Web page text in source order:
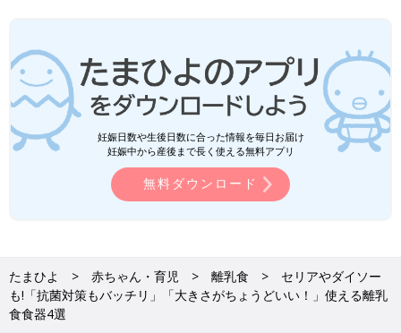
妊娠日数や生後日数に合った情報を毎日お届け
妊娠中から産後まで長く使える無料アプリ
無料ダウンロード
たまひよ 赤ちゃん・育児 離乳食
セリアやダイソー
も!「抗菌対策もバッチリ」「大きさがちょうどいい！」使える離乳
食食器4選